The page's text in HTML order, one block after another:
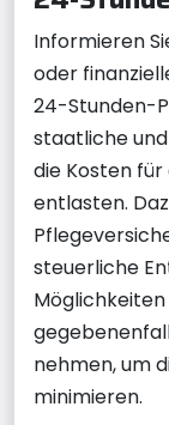
Informieren
oder
24-Stunden-
staatliche und
die Kosten für
entlasten.
steuerliche
nehmen, um
minimieren.